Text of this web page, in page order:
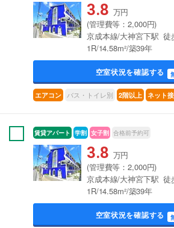
3.8 万円
(管理費等：2,000円)
京成本線/大神宮下駅 徒
1R/14.58m²/築39年
空室状況を確認する
エアコン バス・トイレ別 2階以上 ネット
賃貸アパート 学割 女子割 合格前予約可
3.8 万円
(管理費等：2,000円)
京成本線/大神宮下駅 徒
1R/14.58m²/築39年
空室状況を確認する